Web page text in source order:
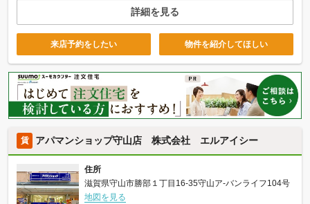
詳細を見る
来店予約をしたい 物件を紹介してほしい
賃 アパマンショップ守山店 株式会社 エルアイシー
住所
滋賀県守山市勝部１丁目16-35守山ア-バンライフ104号
地図を見る